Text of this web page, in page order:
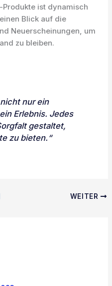
Produkte ist dynamisch
Blick auf die
Neuerscheinungen, um
zu bleiben.
nur ein
Erlebnis. Jedes
gestaltet,
zu bieten.“
WEITER